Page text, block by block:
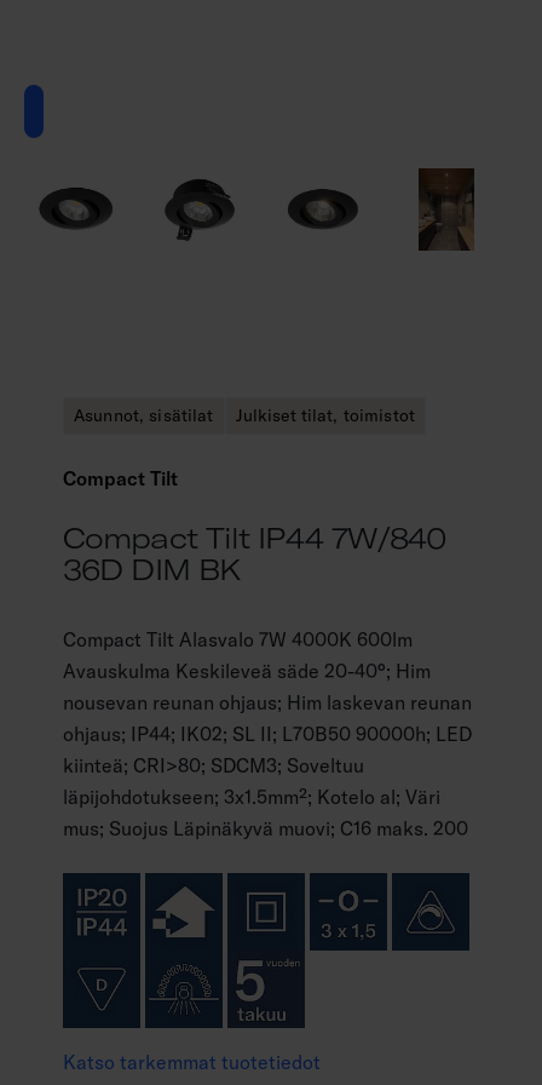
Asunnot, sisätilat Julkiset tilat, toimistot
Compact Tilt
Compact Tilt IP44 7W/840
36D DIM BK
Compact Tilt Alasvalo 7W 4000K 600lm
Avauskulma Keskileveä säde 20-40°; Him
nousevan reunan ohjaus; Him laskevan reunan
ohjaus; IP44; IK02; SL II; L70B50 90000h; LED
kiinteä; CRI>80; SDCM3; Soveltuu
läpijohdotukseen; 3x1.5mm²; Kotelo al; Väri
mus; Suojus Läpinäkyvä muovi; C16 maks. 200
Katso tarkemmat tuotetiedot